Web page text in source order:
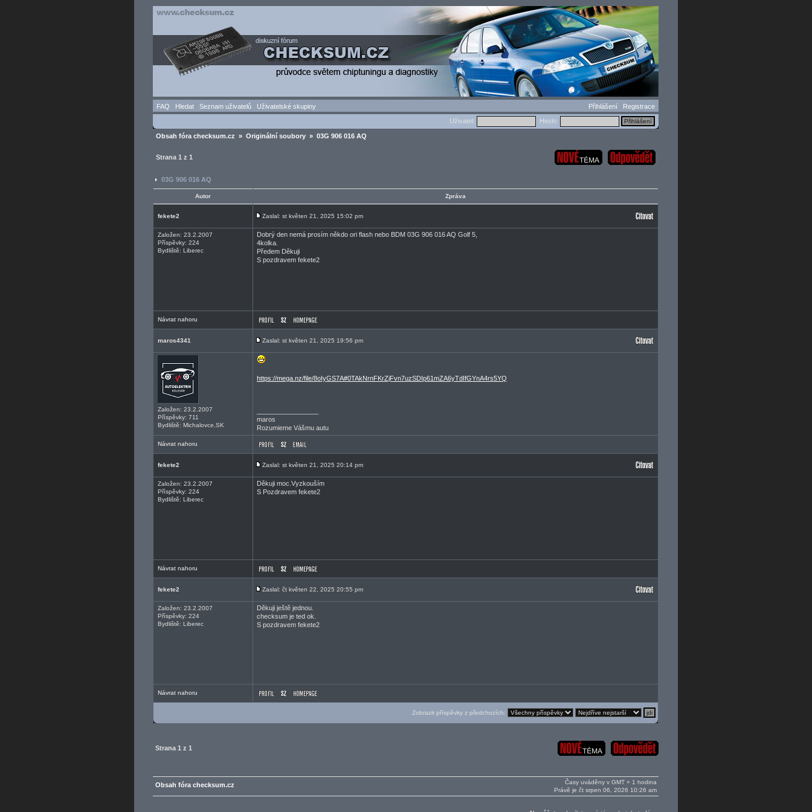
FAQ Hledat Seznam uživatelů Uživatelské skupiny Přihlášení
Registrace
Uživatel:
Heslo:
Obsah fóra checksum.cz » Originální soubory » 03G 906 016 AQ
Strana 1 z 1
03G 906 016 AQ
Autor Zpráva
fekete2 Zaslal: st květen 21, 2025 15:02 pm
Založen: 23.2.2007
Příspěvky: 224
Bydliště: Liberec
Dobrý den nemá prosím někdo ori flash nebo BDM 03G 906 016 AQ Golf 5,
4kolka.
Předem Děkuji
S pozdravem fekete2
Návrat nahoru
maros4341 Zaslal: st květen 21, 2025 19:56 pm
Založen: 23.2.2007
Příspěvky: 711
Bydliště: Michalovce,SK
https://mega.nz/file/8oIyGS7A#0TAkNrnFKrZjFvn7uzSDIp61mZA6yTdIfGYnA4rs5YQ
maros
Rozumieme Vášmu autu
Návrat nahoru
fekete2 Zaslal: st květen 21, 2025 20:14 pm
Založen: 23.2.2007
Příspěvky: 224
Bydliště: Liberec
Děkuji moc.Vyzkouším
S Pozdravem fekete2
Návrat nahoru
fekete2 Zaslal: čt květen 22, 2025 20:55 pm
Založen: 23.2.2007
Příspěvky: 224
Bydliště: Liberec
Děkuji ještě jednou.
checksum je ted ok.
S pozdravem fekete2
Návrat nahoru
Zobrazit příspěvky z předchozích:
Strana 1 z 1
Časy uváděny v GMT + 1 hodina
Právě je čt srpen 06, 2026 10:26 am
Obsah fóra checksum.cz